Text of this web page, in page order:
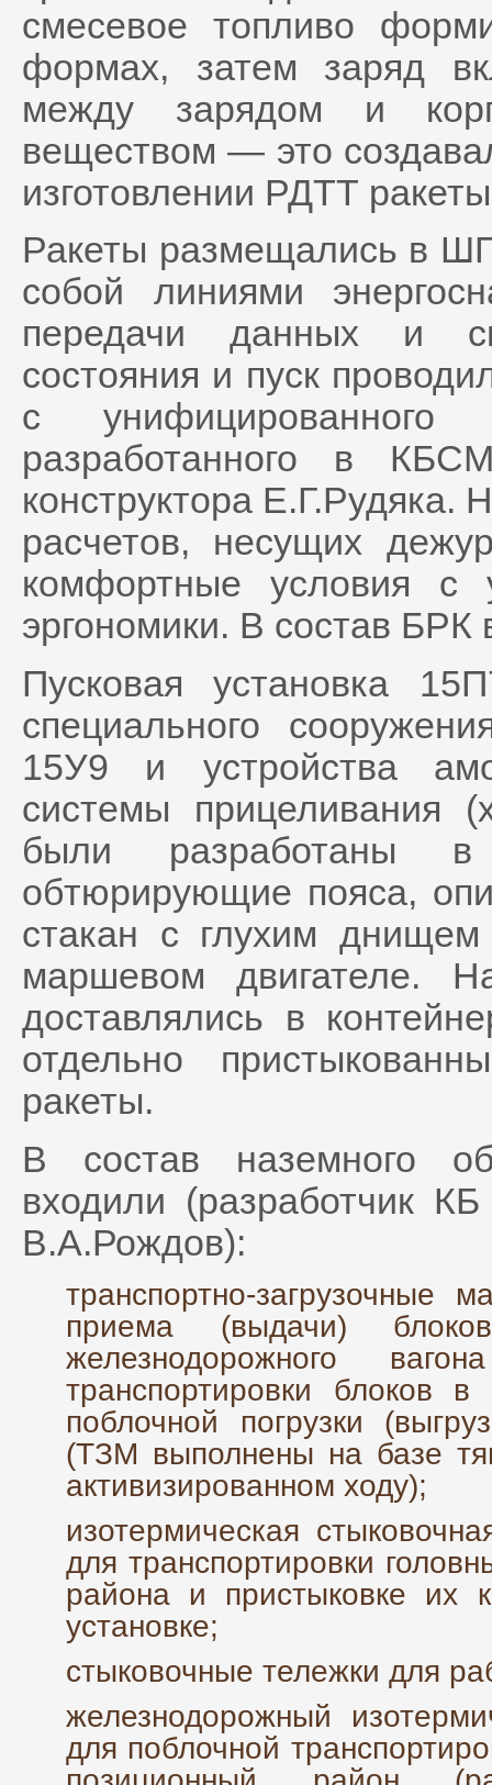
смесевое топливо
формах, затем заряд
между зарядом и
веществом — это
изготовлении РДТТ
Ракеты размещались в
собой линиями
передачи данных и
состояния и пуск
с унифицированного
разработанного в
конструктора Е.Г.Рудяка.
расчетов, несущих
комфортные условия с
эргономики. В состав БРК
Пусковая установка
специального
15У9 и устройства
системы прицеливания
были разработаны
обтюрирующие пояса,
стакан с глухим
маршевом двигателе.
доставлялись в
отдельно
ракеты.
В состав наземного
входили (разработчик
В.А.Рождов):
транспортно-
приема (выдачи)
железнодорожного
транспортировки блоков
поблочной погрузки
(ТЗМ выполнены на базе
активизированном ходу);
изотермическая
для транспортировки
района и пристыковке их
установке;
стыковочные тележки для
железнодорожный
для поблочной